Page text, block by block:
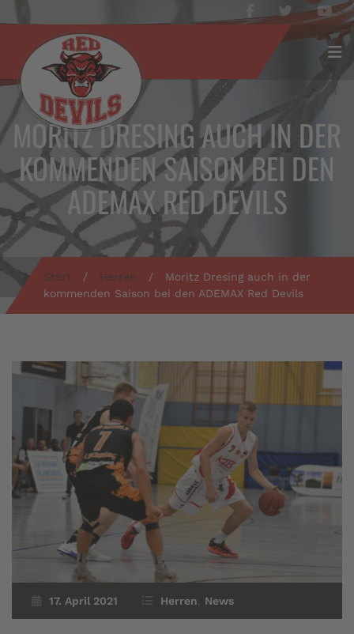
MORITZ DRESING AUCH IN DER
KOMMENDEN SAISON BEI DEN
ADEMAX RED DEVILS
Start / Herren /
Moritz Dresing auch in der
kommenden Saison bei den ADEMAX Red Devils
17. April 2021 Herren News